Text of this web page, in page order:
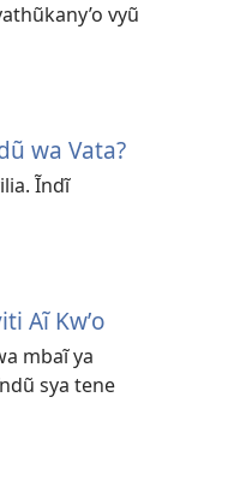
vyũ
wa Vata?
Ĩndĩ
Aĩ Kwʼo
mbaĩ ya
sya tene